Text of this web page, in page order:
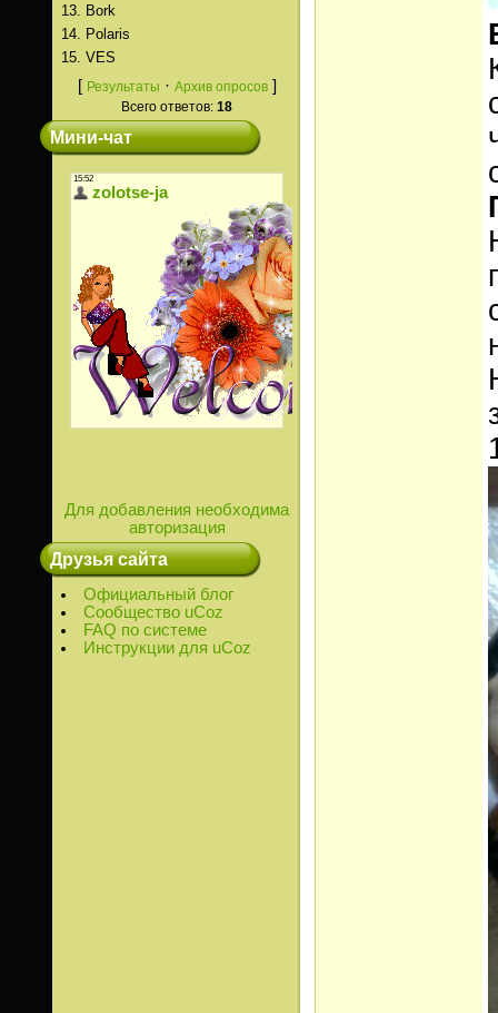
13.
Bork
14.
Polaris
15. VES
[ Результаты · Архив опросов]
Всего ответов: 18
Мини-чат
Для добавления необходима
авторизация
Друзья сайта
Официальный блог
Сообщество uCoz
FAQ по системе
Инструкции для uCoz